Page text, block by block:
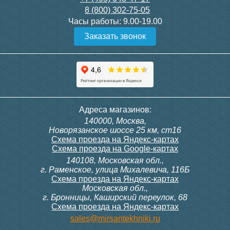
Конвектор ITT.080.200.1300
с решеткой GRILL.SGW-20-
Конвектор ITT.080.200.1000
с решеткой GRILL.SGW-20-
Конвектор ITT.080.200.900 с
решеткой GRILL.SGA-20-
Конвектор ITT.080.200.1000
с решеткой GRILL.SGA-20-
Подробнее Подробнее
100T, 230В (накладной,
расписание, упр.с пульта)
28 000
300, 230В (врезной - квадр.
коробка)
9 700
8 (800) 302-75-05
Часы работы: 9.00-19.00
Заказать звонок
Адреса магазинов:
140000, Москва,
Новорязанское шоссе 25 км, ст16
Схема проезда на Яндекс-картах
Схема проезда на Google-картах
140108, Московская обл.,
г. Раменское, улица Михалевича, 116Б
Схема проезда на Яндекс-картах
Московская обл.,
г. Бронницы, Каширский переулок, 68
Схема проезда на Яндекс-картах
sales@mirsantekhniki.ru